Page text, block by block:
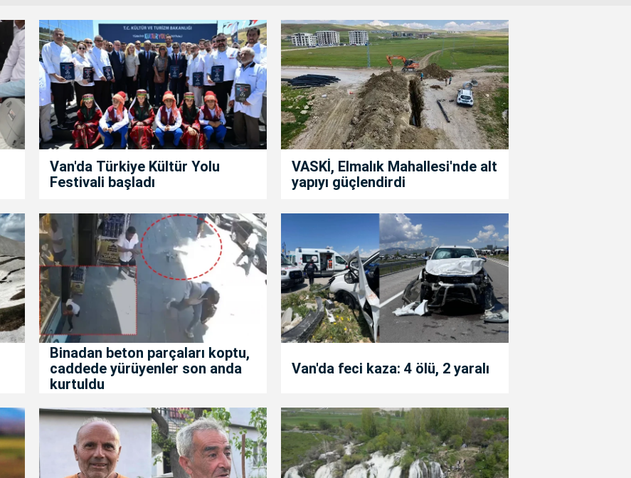
Van'da Türkiye Kültür Yolu
Festivali başladı
VASKİ, Elmalık Mahallesi'nde alt
yapıyı güçlendirdi
Binadan beton parçaları koptu,
caddede yürüyenler son anda
kurtuldu
Van'da feci kaza: 4 ölü, 2 yaralı